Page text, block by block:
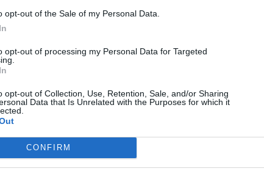
opt-out of the Sale of my Personal Data.
opt-out of processing my Personal Data for Targeted
opt-out of Collection, Use, Retention, Sale, and/or Sharing
Data that Is Unrelated with the Purposes for which it
CONFIRM
Volvo kamion került egy
e-cars.hu - 2023-03-08 0 hozzászólás